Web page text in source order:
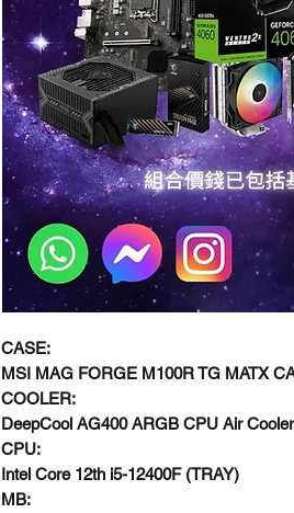
CASE:
MSI MAG FORGE M100R TG MATX
COOLER:
DeepCool AG400 ARGB CPU Air Cooler
CPU:
Intel Core 12th i5-12400F (TRAY)
MB: